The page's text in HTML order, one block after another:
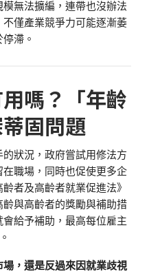
無法擴編，連帶也沒辦法
僅產業競爭力可能逐漸萎
滯。
嗎？「年齡
固問題
狀況，政府嘗試用修法方
職場，同時也促使更多企
者及高齡者就業促進法》
與高齡者的獎勵與補助措
給予補助，最高每位雇主
，還是反過來因就業歧視